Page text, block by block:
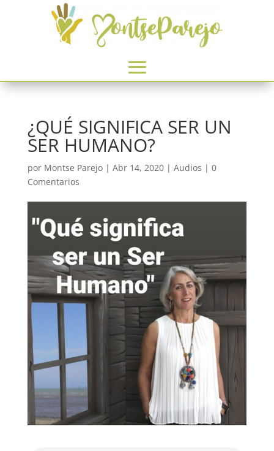
¿QUÉ SIGNIFICA SER UN
SER HUMANO?
por Montse Parejo| Abr 14, 2020| Audios | 0
Comentarios